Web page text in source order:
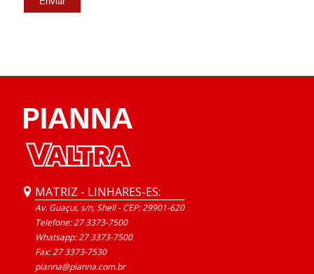
MATRIZ - LINHARES-ES:
Av. Guaçui, s/n, Shell - CEP: 29901-620
Telefone: 27 3373-7500
Whatsapp:27 3373-7500
Fax: 27 3373-7530
pianna@pianna.com.br